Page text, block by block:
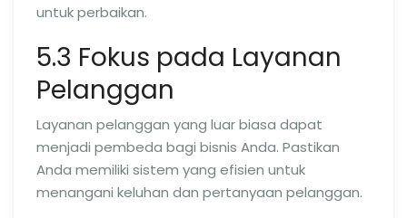
untuk perbaikan.
5.3 Fokus pada Layanan
Pelanggan
Layanan pelanggan yang luar biasa dapat
menjadi pembeda bagi bisnis Anda. Pastikan
Anda memiliki sistem yang efisien untuk
menangani keluhan dan pertanyaan pelanggan.